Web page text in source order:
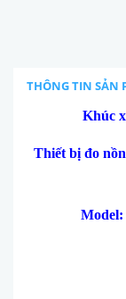
THÔNG TIN SẢN
Khúc
Thiết bị đo
Model: